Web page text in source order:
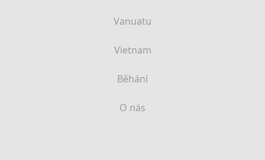
Vanuatu
Vietnam
Běhání
O nás